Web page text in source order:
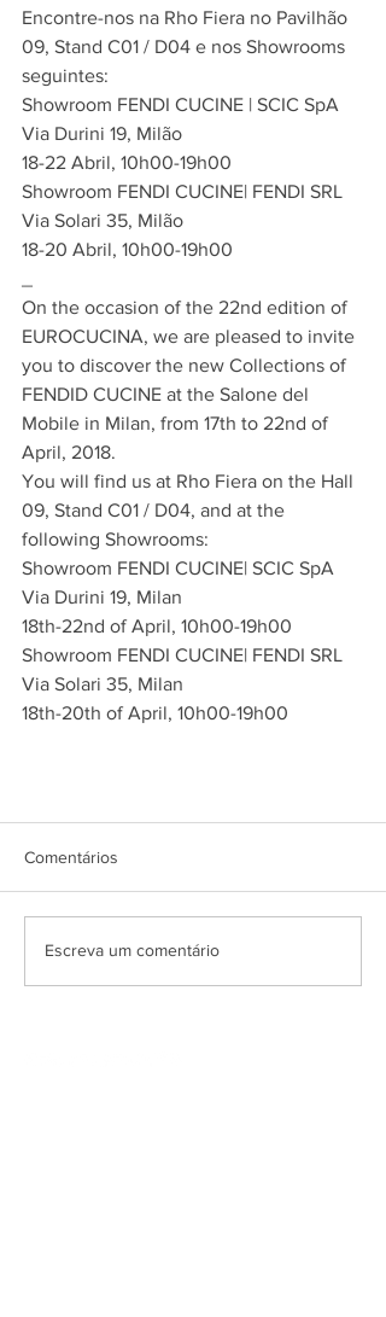
Encontre-nos na Rho Fiera no Pavilhão
09, Stand C01 / D04 e nos Showrooms
seguintes:
Showroom FENDI CUCINE | SCIC SpA
Via Durini 19, Milão
18-22 Abril, 10h00-19h00
Showroom FENDI CUCINE| FENDI SRL
Via Solari 35, Milão
18-20 Abril, 10h00-19h00
On the occasion of the 22nd edition of
EUROCUCINA, we are pleased to invite
you to discover the new Collections of
FENDID CUCINE at the Salone del
Mobile in Milan, from 17th to 22nd of
April, 2018.
You will find us at Rho Fiera on the Hall
09, Stand C01 / D04, and at the
following Showrooms:
Showroom FENDI CUCINE| SCIC SpA
Via Durini 19, Milan
18th-22nd of April, 10h00-19h00
Showroom FENDI CUCINE| FENDI SRL
Via Solari 35, Milan
18th-20th of April, 10h00-19h00
Comentários
Escreva um comentário